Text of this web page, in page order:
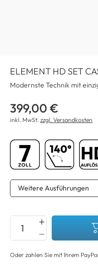
ELEMENT HD SET
Modernste Technik mit
399,00 €
inkl. MwSt. zzgl. Versandkosten